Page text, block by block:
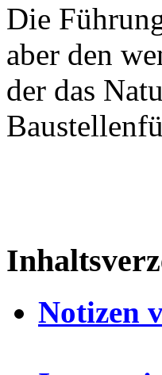
Die
aber den
der das
Notizen